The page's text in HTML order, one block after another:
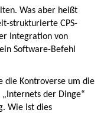
Was aber heißt
strukturierte CPS-
Integration von
Software-Befehl
die Kontroverse um die
der Dinge“
Wie ist dies